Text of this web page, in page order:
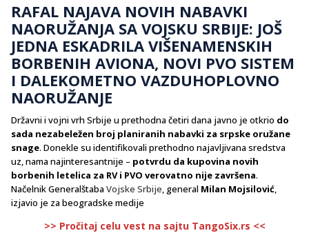
RAFAL NAJAVA NOVIH NABAVKI
NAORUŽANJA SA VOJSKU SRBIJE: JOŠ
JEDNA ESKADRILA VIŠENAMENSKIH
BORBENIH AVIONA, NOVI PVO SISTEM
I DALEKOMETNO VAZDUHOPLOVNO
NAORUŽANJE
Državni i vojni vrh Srbije u prethodna četiri dana javno je otkrio do
sada nezabeležen broj planiranih nabavki za srpske oružane
snage. Donekle su identifikovali prethodno najavljivana sredstva
uz, nama najinteresantnije – potvrdu da kupovina novih
borbenih letelica za RV i PVO verovatno nije završena.
Načelnik Generalštaba Vojske Srbije, general Milan Mojsilović,
izjavio je za beogradske medije
>> Pročitaj celu vest na sajtu TangoSix.rs <<